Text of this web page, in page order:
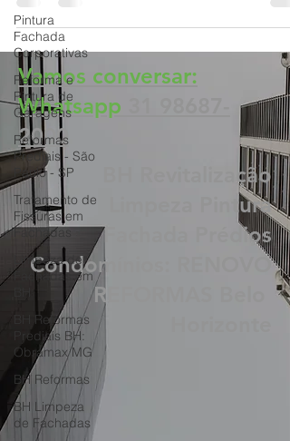
Pintura
Fachada
Corporativas
Reforma e
Pintura de
Garagens
Reformas
Prediais - São
Paulo - SP
Tratamento de
Fissuras em
Fachadas
Limpeza de
Fachadas em
BH Reformas
Prediais BH:
Obramax MG
BH Reformas
BH Limpeza
de Fachadas
cordas,...
Vamos conversar:
Whatsapp
2000
BH Revitalização
Limpeza Pintura
Fachada Prédios
Condomínios: RENOVO
REFORMAS Belo